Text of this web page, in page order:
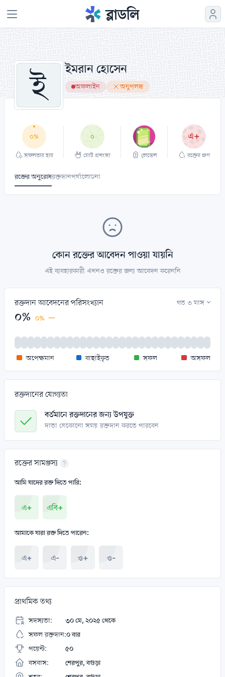
ই ইমরান হোসেন
অফলাইন অনুপলব্ধ
০%
সফলতার হার
০
মোট প্রশংসা লেভেল
এ+
রক্তের গ্রুপ
রক্তের অনুরোধরক্তদানপর্যালোচনা
কোন রক্তের আবেদন পাওয়া যায়নি
এই ব্যবহারকারী এখনও রক্তের জন্য আবেদন করেননি
রক্তদান আবেদনের পরিসংখ্যান গত ৩ মাস
০% ০%
অপেক্ষমান বাছাইকৃত সফল অসফল
রক্তদানের যোগ্যতা
বর্তমানে রক্তদানের জন্য উপযুক্ত
দাতা যেকোনো সময় রক্তদান করতে পারবেন
রক্তের সামঞ্জস্য
আমি যাদের রক্ত দিতে পারি:
এ+ এবি+
আমাকে যারা রক্ত দিতে পারেন:
এ+ এ- ও+ ও-
প্রাথমিক তথ্য
সদস্যতা:
৩০ মে, ২০২৫ থেকে
সফল রক্তদান:০ বার
পয়েন্ট:
৫০
বসবাস:
শেরপুর, বগুড়া